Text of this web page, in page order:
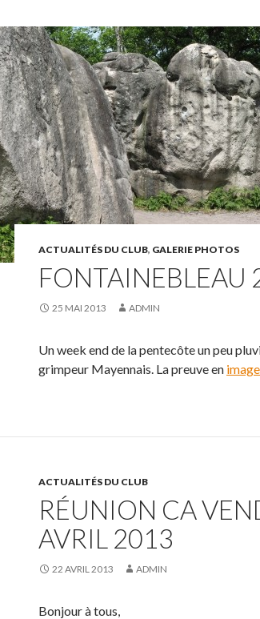
ACTUALITÉS DU CLUB, GALERIE PHOTOS
FONTAINEBLEAU
25 MAI 2013 ADMIN
Un week end de la pentecôte un peu
grimpeur Mayennais. La preuve en
ACTUALITÉS DU CLUB
RÉUNION CA
AVRIL 2013
22 AVRIL 2013 ADMIN
Bonjour à tous,